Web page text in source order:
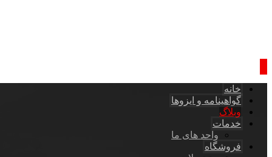
خانه
گواهینامه و ایزوها
وبلاگ
خدمات
واحد های ما
فروشگاه